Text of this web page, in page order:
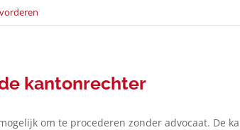
kantonrechter
om te procederen zonder advocaat. De